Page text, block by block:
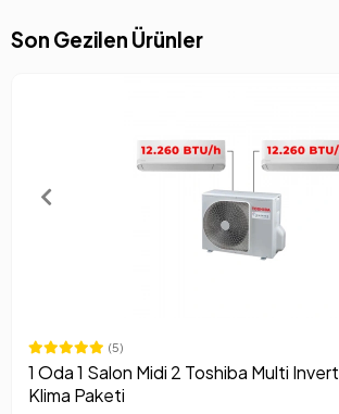
Son Gezilen Ürünler
(5)
1 Oda 1 Salon Midi 2 Toshiba Multi
Klima Paketi